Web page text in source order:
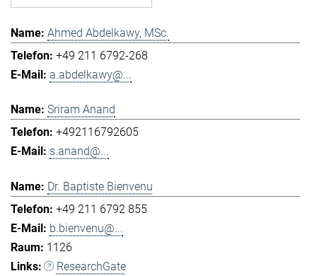
Ahmed Abdelkawy, MSc.
+49 211 6792-268
a.abdelkawy@...
Sriram Anand
+492116792605
s.anand@...
Dr. Baptiste Bienvenu
+49 211 6792 855
b.bienvenu@...
1126
ResearchGate